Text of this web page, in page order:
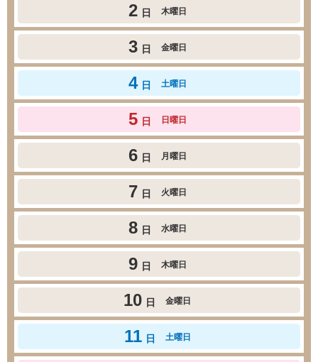
2 日 木曜日
3 日 金曜日
4 日 土曜日
5 日 日曜日
6 日 月曜日
7 日 火曜日
8 日 水曜日
9 日 木曜日
10 日 金曜日
11 日 土曜日